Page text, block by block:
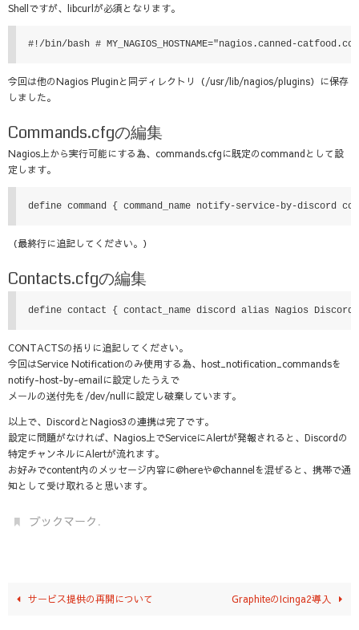
Shellですが、libcurlが必須となります。
#!/bin/bash # MY_NAGIOS_HOSTNAME="nagios.canned-
今回は他のNagios Pluginと同ディレクトリ（/usr/lib/nagios/plugins）に保存
しました。
Commands.cfgの編集
Nagios上から実行可能にする為、commands.cfgに既定のcommandとして設
定します。
define command { command_name notify-service-by-discord
（最終行に追記してください。）
Contacts.cfgの編集
define contact { contact_name discord alias Nagios
CONTACTSの括りに追記してください。
今回はService Notificationのみ使用する為、host_notification_commandsを
notify-host-by-emailに設定したうえで
メールの送付先を/dev/nullに設定し破棄しています。
以上で、DiscordとNagios3の連携は完了です。
設定に問題がなければ、Nagios上でServiceにAlertが発報されると、Discordの
特定チャンネルにAlertが流れます。
お好みでcontent内のメッセージ内容に@hereや@channelを混ぜると、携帯で通
知として受け取れると思います。
ブックマーク .
サービス提供の再開について GraphiteのIcinga2導入